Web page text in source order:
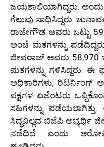
ಜಯಶಾಲಿಯಾಗಿದ್ದರು.
ಗೆಲುವು ಸಾಧಿಸಿದ್ದರು.
ರಾಜೇಗೌಡ ಅವರು ಒಟ್ಟು
ಅಂಚೆ ಮತಗಳನ್ನು
ಜೀವರಾಜ್ ಅವರು 58,970
ಮತಗಳನ್ನು ಗಳಿಸಿದ್ದರು. ಈ
ಅಧಿಕಾರಿಗಳು, ರಿಟರ್ನಿಂಗ್
ಪಕ್ಷಗಳ ಏಜೆಂಟರು
ಸಹಿಗಳನ್ನು
ಸಿದ್ಧವಿಲ್ಲದ ಬಿಜೆಪಿ ಅಭ್ಯರ್ಥಿ
ನಡೆದಿದೆ ಎಂದು